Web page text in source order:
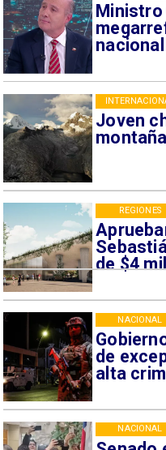
Joven
de $4
REGIONES
de
alta
NACIONAL
NACIONAL